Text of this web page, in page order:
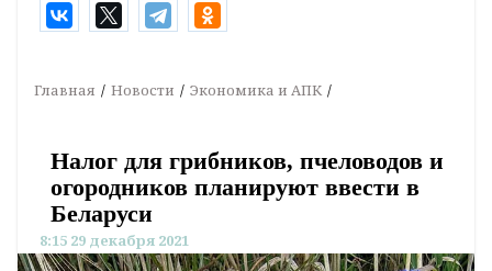
Главная Новости Экономика и АПК
Налог для грибников, пчеловодов и
огородников планируют ввести в
Беларуси
8:15 29 декабря 2021